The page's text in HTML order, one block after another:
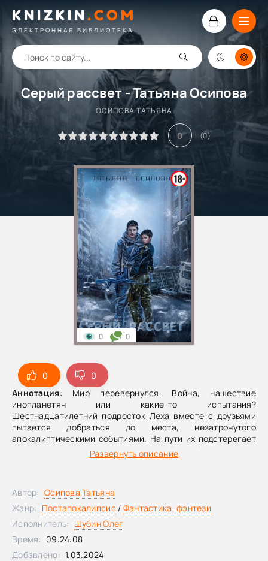
KNIZKIN.COM
ЭЛЕКТРОННАЯ БИБЛИОТЕКА
Серый рассвет - Татьяна Осипова
ОСИПОВА ТАТЬЯНА
0 (0)
0
0
Аннотация: Мир перевернулся. Война, нашествие
инопланетян или какие-то испытания?
Шестнадцатилетний подросток Леха вместе с друзьями
пытается добраться до места, незатронутого
апокалиптическими событиями. На пути их подстерегает
смертельная опасность, которой оборачиваются
столкновения с мутантами, климатические изменения.
выбраться из Зоны отчуждения.
Развернуть описание
0 0
Автор: Осипова Татьяна
Жанр: Постапокалипсис / Фантастика, фэнтези
Исполнитель: Шубин Олег
Время: 09:24:08
Добавлено: 1.03.2024